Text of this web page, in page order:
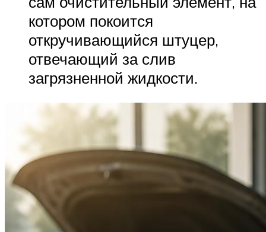
котором покоится
откручивающийся штуцер,
отвечающий за слив
загрязненной жидкости.